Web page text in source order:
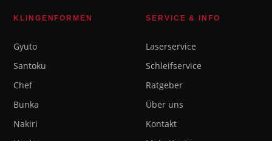
KLINGENFORMEN
Gyuto
Santoku
Chef
Bunka
Nakiri
SERVICE & INFO
Laserservice
Schleifservice
Ratgeber
Über uns
Kontakt